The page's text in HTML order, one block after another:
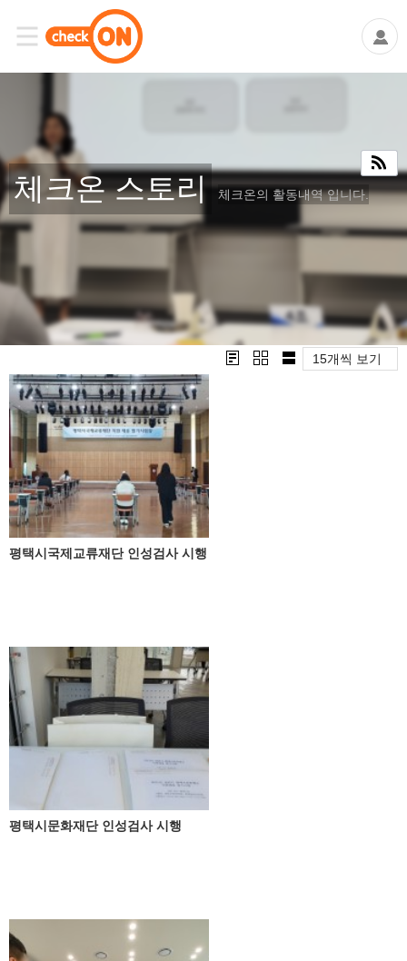
체크온 스토리 체크온의 활동내역 입니다.
15개씩 보기
평택시국제교류재단 인성검사 시행
평택시문화재단 인성검사 시행